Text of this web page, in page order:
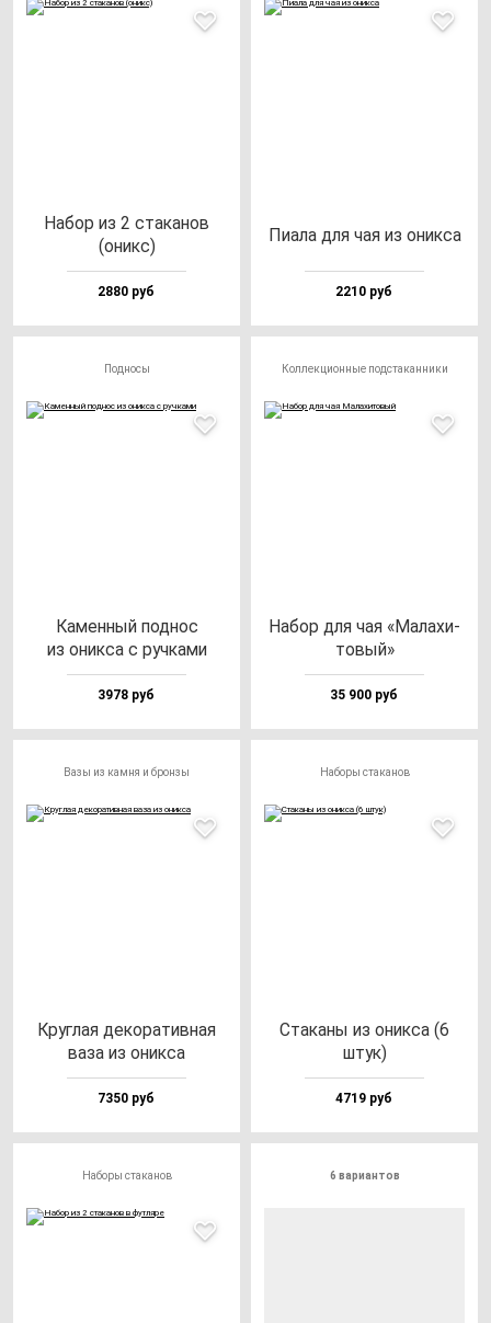
Набор из 2 ста­ка­нов
(оникс)
2880 руб
Пиала для чая из оник­са
2210 руб
Подносы
Камен­ный под­нос
из оник­са с руч­ка­ми
3978 руб
Коллекционные подстаканники
Набор для чая «Мала­хи­
то­вый»
35 900 руб
Вазы из камня и бронзы
Круг­лая де­ко­ра­тив­ная
ва­за из оник­са
7350 руб
Наборы стаканов
Ста­ка­ны из оник­са (6
штук)
4719 руб
Наборы стаканов 6 вариантов